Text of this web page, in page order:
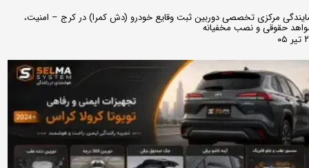
مرکزی تخصصی دوربین ثبت وقایع خودرو (دش کمرا) در کرج – امنیت،
حقوقی و نصب مخفیانه